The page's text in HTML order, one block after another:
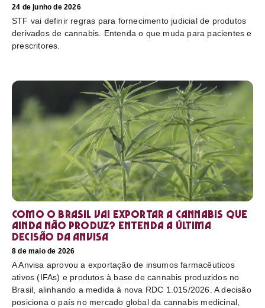
24 de junho de 2026
STF vai definir regras para fornecimento judicial de produtos
derivados de cannabis. Entenda o que muda para pacientes e
prescritores.
Como o Brasil vai exportar a cannabis que
ainda não produz? Entenda a última
decisão da Anvisa
8 de maio de 2026
A Anvisa aprovou a exportação de insumos farmacêuticos
ativos (IFAs) e produtos à base de cannabis produzidos no
Brasil, alinhando a medida à nova RDC 1.015/2026. A decisão
posiciona o país no mercado global da cannabis medicinal,